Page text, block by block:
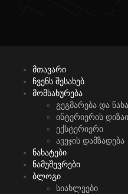
მთავარი
ჩვენს შესახებ
მომსახურება
გეგმარება და
ინტერიერის
ექსტერიერი
ავეჯის დამზადება
ნახატები
ნამუშევრები
ბლოგი
სიახლეები